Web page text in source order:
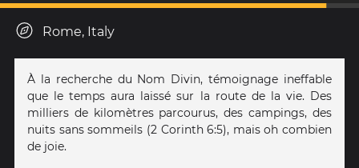
Rome, Italy
À la recherche du Nom Divin, témoignage ineffable
que le temps aura laissé sur la route de la vie. Des
milliers de kilomètres parcourus, des campings, des
nuits sans sommeils (2 Corinth 6:5), mais oh combien
de joie.